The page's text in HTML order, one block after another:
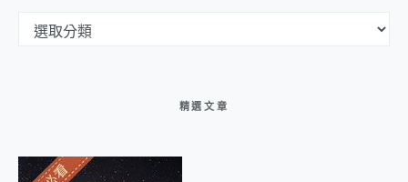
精選文章